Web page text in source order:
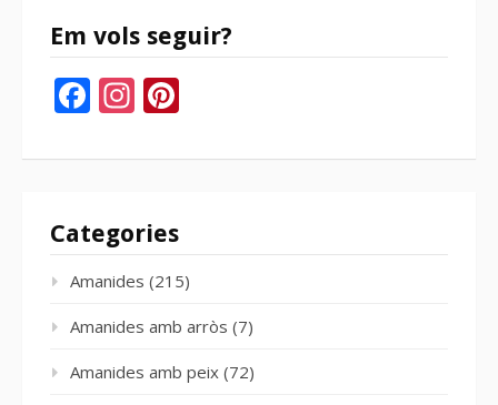
Em vols seguir?
Facebook
Instagram
Categories
Amanides (215)
Amanides amb arròs (7)
Amanides amb peix (72)